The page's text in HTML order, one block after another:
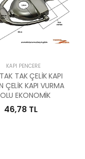
KAPI PENCERE
TAK ÇELİK KAPI
ÇELİK KAPI VURMA
EKONOMİK
46,78 TL